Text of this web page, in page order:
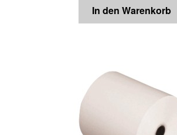
In den Warenkorb